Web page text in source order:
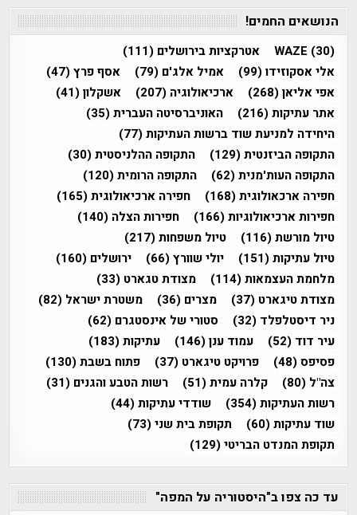
הנושאים החמים!
WAZE (30) אטרקציות בירושלים (111)
אלי אסקוזידו(99) אמיל אלג'ם (79) אסף פרץ(47)
אפי אליאן(268) ארכיאולוגיה (207) אשקלון(41)
אתר עתיקות(216) האוניברסיטה העברית(35)
היחידה למניעת שוד ברשות העתיקות(77)
התקופה הביזנטית(129) התקופה ההלניסטית(30)
התקופה העות'מנית(62) התקופה הרומית(120)
חפירה ארכאולוגית(168) חפירה ארכיאולוגית(165)
חפירות ארכיאולוגיות(166) חפירות הצלה (140)
טיול מורשת(116) טיול משפחות(217)
טיול עתיקות(151) יולי שוורץ(66) ירושלים (160)
מלחמת העצמאות(114) מצודת טגארט (33)
מצודת טיגארט (37) מצרים (36) משטרת ישראל (82)
ניר דיסטלפלד (32) סטורי של אינסטגרם (62)
עיר דוד (52) עמוד ענן(146) עתיקות(183)
פסיפס(48) פרויקט טיגארט (37) פתוח בשבת(130)
צה"ל (80) קלרה עמית(51) רשות הטבע והגנים (31)
רשות העתיקות(354) שודדי עתיקות(44)
שוד עתיקות(60) תקופת בית שני(73)
תקופת המנדט הבריטי(129)
עד כה צפו ב"היסטוריה על המפה"